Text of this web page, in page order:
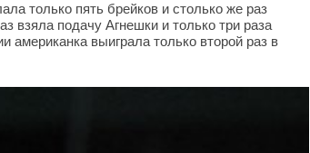
только пять брейков и столько же раз
взяла подачу Агнешки и только три раза
американка выиграла только второй раз в